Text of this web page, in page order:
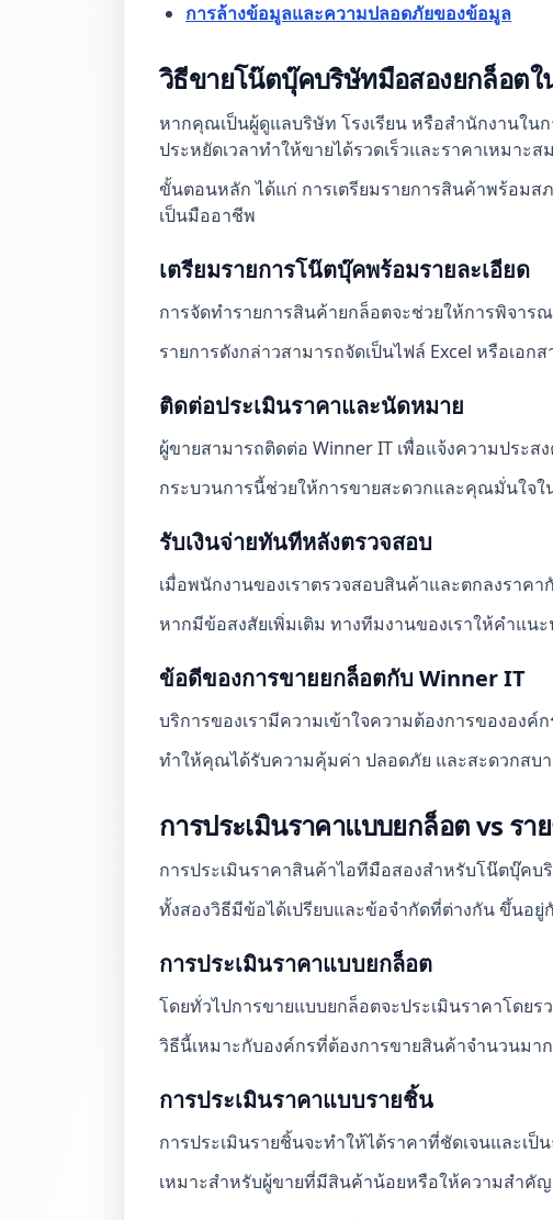
การล้างข้อมูลและความปลอดภัยของข้อมูล
วิธีขายโน๊ตบุ๊คบริษัทมือสองยกล็อต
หากคุณเป็นผู้ดูแลบริษัท โรงเรียน หรือสำนักงานใ
ประหยัดเวลาทำให้ขายได้รวดเร็วและราคาเหมาะสม
ขั้นตอนหลัก ได้แก่ การเตรียมรายการสินค้าพร้อมส
เป็นมืออาชีพ
เตรียมรายการโน๊ตบุ๊คพร้อมรายละเอียด
การจัดทำรายการสินค้ายกล็อตจะช่วยให้การพิจา
รายการดังกล่าวสามารถจัดเป็นไฟล์ Excel หรือเอก
ติดต่อประเมินราคาและนัดหมาย
ผู้ขายสามารถติดต่อ Winner IT เพื่อแจ้งความประ
กระบวนการนี้ช่วยให้การขายสะดวกและคุณมั่นใจ
รับเงินจ่ายทันทีหลังตรวจสอบ
เมื่อพนักงานของเราตรวจสอบสินค้าและตกลงราคา
หากมีข้อสงสัยเพิ่มเติม ทางทีมงานของเราให้คำแ
ข้อดีของการขายยกล็อตกับ Winner IT
บริการของเรามีความเข้าใจความต้องการขององ
ทำให้คุณได้รับความคุ้มค่า ปลอดภัย และสะดวกสบา
การประเมินราคาแบบยกล็อต vs รา
การประเมินราคาสินค้าไอทีมือสองสำหรับโน๊ตบุ๊ค
ทั้งสองวิธีมีข้อได้เปรียบและข้อจำกัดที่ต่างกัน ขึ้นอ
การประเมินราคาแบบยกล็อต
โดยทั่วไปการขายแบบยกล็อตจะประเมินราคาโดย
วิธีนี้เหมาะกับองค์กรที่ต้องการขายสินค้าจำนวนมา
การประเมินราคาแบบรายชิ้น
การประเมินรายชิ้นจะทำให้ได้ราคาที่ชัดเจนและเ
เหมาะสำหรับผู้ขายที่มีสินค้าน้อยหรือให้ความสำคั